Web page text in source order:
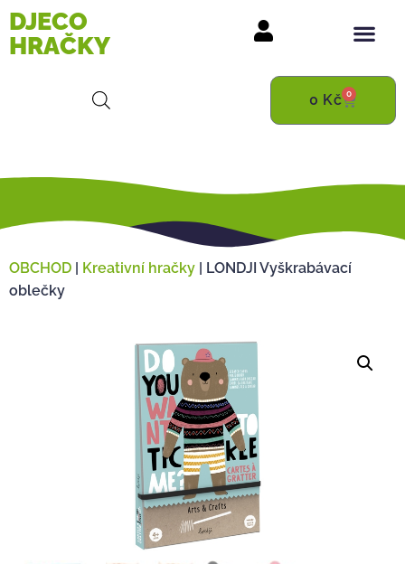
DJECO
HRAČKY
0 Kč 0
OBCHOD | Kreativní hračky | LONDJI Vyškrabávací
oblečky